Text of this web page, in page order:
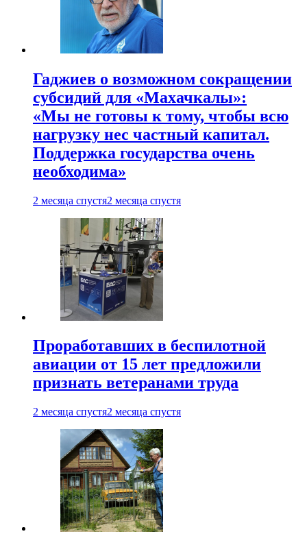
Гаджиев о возможном сокращении
субсидий для «Махачкалы»:
«Мы не готовы к тому, чтобы всю
нагрузку нес частный капитал.
Поддержка государства очень
необходима»
2 месяца спустя2 месяца спустя
Проработавших в беспилотной
авиации от 15 лет предложили
признать ветеранами труда
2 месяца спустя2 месяца спустя